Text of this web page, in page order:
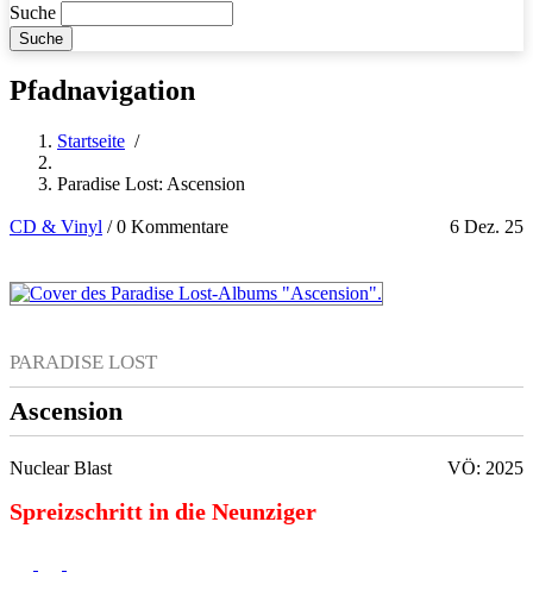
Suche
Pfadnavigation
Startseite /
Paradise Lost: Ascension
CD & Vinyl 6 Dez. 25
/0 Kommentare
PARADISE LOST
Ascension
Nuclear Blast VÖ: 2025
Spreizschritt in die Neunziger